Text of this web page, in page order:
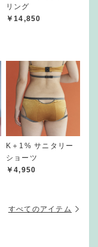
リング
￥14,850
K＋1% サニタリー
ショーツ
￥4,950
すべてのアイテム